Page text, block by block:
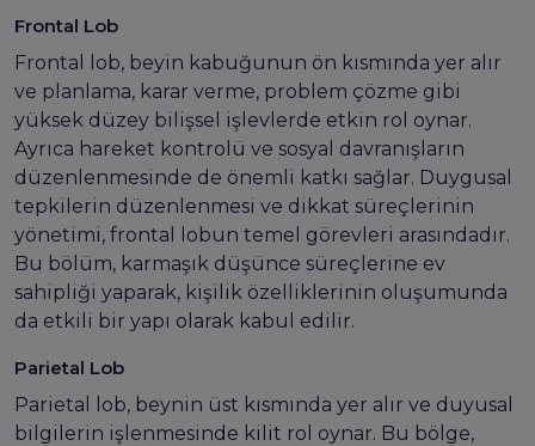
Frontal Lob
Frontal lob, beyin kabuğunun ön kısmında yer alır
ve planlama, karar verme, problem çözme gibi
yüksek düzey bilişsel işlevlerde etkin rol oynar.
Ayrıca hareket kontrolü ve sosyal davranışların
düzenlenmesinde de önemli katkı sağlar. Duygusal
tepkilerin düzenlenmesi ve dikkat süreçlerinin
yönetimi, frontal lobun temel görevleri arasındadır.
Bu bölüm, karmaşık düşünce süreçlerine ev
sahipliği yaparak, kişilik özelliklerinin oluşumunda
da etkili bir yapı olarak kabul edilir.
Parietal Lob
Parietal lob, beynin üst kısmında yer alır ve duyusal
bilgilerin işlenmesinde kilit rol oynar. Bu bölge,